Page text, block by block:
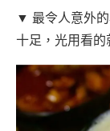
▼ 最令人意外
十足，光用看的